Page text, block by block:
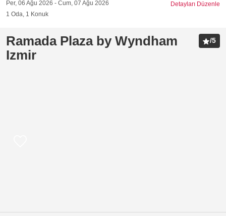
Per, 06 Ağu 2026
Cum, 07 Ağu 2026
1 Oda, 1 Konuk
Detayları Düzenle
Ramada Plaza by Wyndham
Izmir
/5